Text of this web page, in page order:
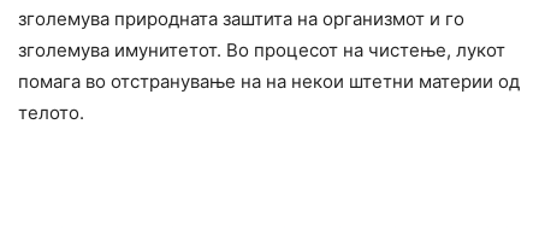
зголемува природната заштита на организмот и го
зголемува имунитетот. Во процесот на чиcтење, лукот
помага во отcтранување на на некои штeтни материи од
телото.